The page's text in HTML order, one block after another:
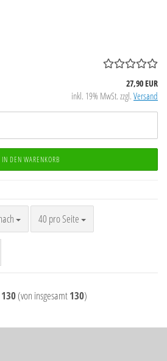
27,90 EUR
inkl. 19% MwSt. zzgl. Versand
IN DEN WARENKORB
40 pro Seite
pro Seite
130(von insgesamt130)